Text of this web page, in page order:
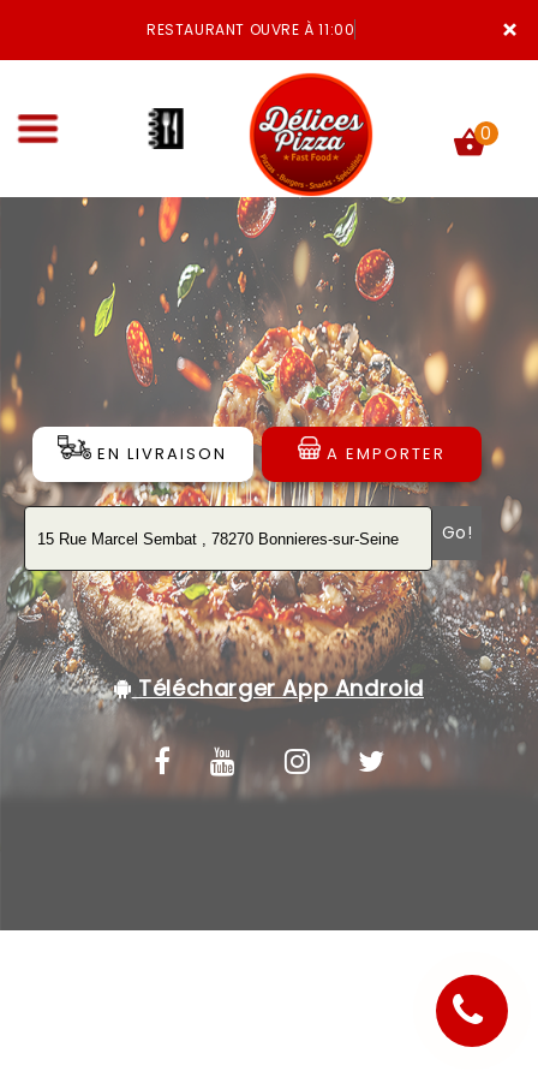
×
RESTAURANT OUVRE À 11:00
ACCUEIL
LA CARTE
VOTRE COMPTE
NOTRE RESTAURANT
VOS AVIS
MENTIONS LÉGALES
C.G.V
0
EN LIVRAISON A EMPORTER
Go!
Télécharger App Android